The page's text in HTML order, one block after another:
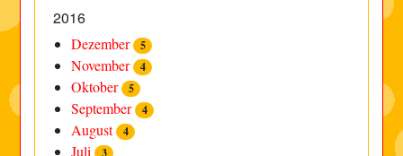
2016
Dezember 5
November 4
Oktober 5
September 4
August 4
Juli 3